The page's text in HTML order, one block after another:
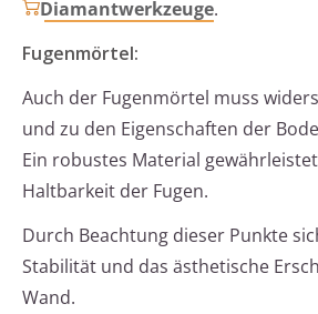
Diamantwerkzeuge.
Fugenmörtel:
Auch der Fugenmörtel muss
und zu den Eigenschaften der
Ein robustes Material
Haltbarkeit der Fugen.
Durch Beachtung dieser Punkte
Stabilität und das ästhetische
Wand.